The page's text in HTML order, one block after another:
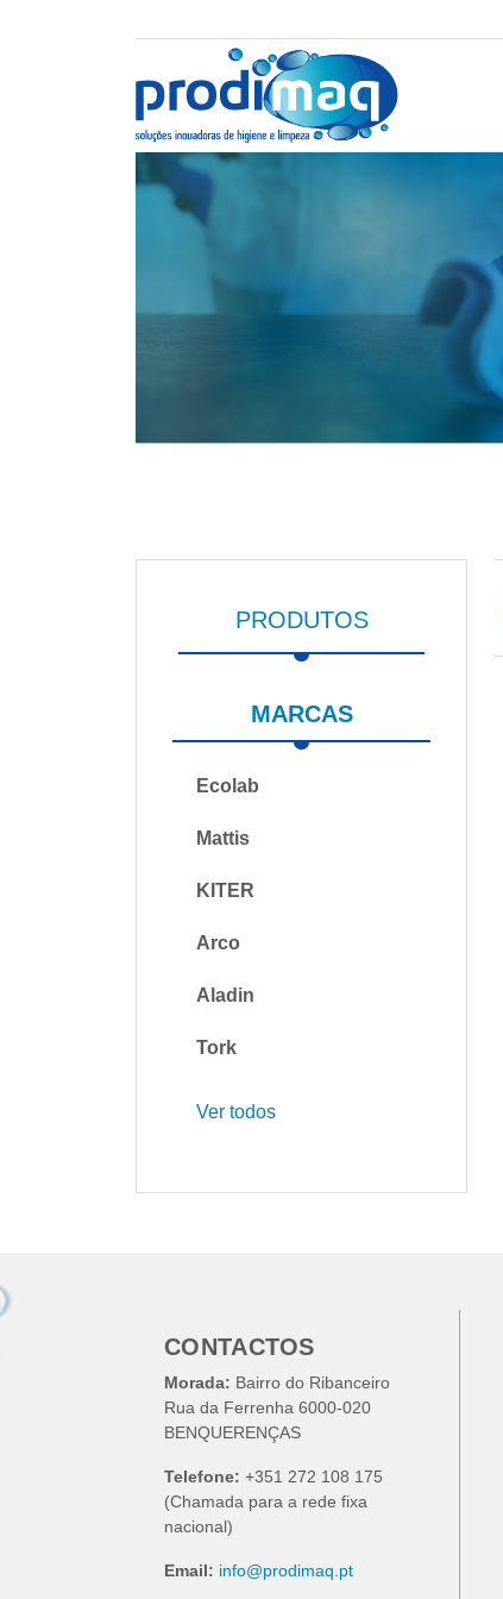
PRODUTOS
MARCAS
Ecolab
Mattis
KITER
Arco
Aladin
Tork
Ver todos
CONTACTOS
Morada: Bairro do Ribanceiro
Rua da Ferrenha 6000-020
BENQUERENÇAS
Telefone: +351 272 108 175
(Chamada para a rede fixa
nacional)
Email: info@prodimaq.pt